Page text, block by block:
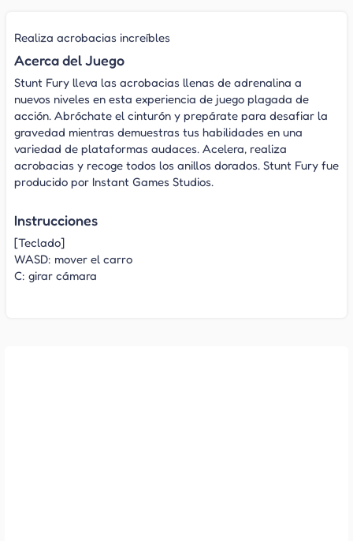
Realiza acrobacias increíbles
Acerca del Juego
Stunt Fury lleva las acrobacias llenas de adrenalina a
nuevos niveles en esta experiencia de juego plagada de
acción. Abróchate el cinturón y prepárate para desafiar la
gravedad mientras demuestras tus habilidades en una
variedad de plataformas audaces. Acelera, realiza
acrobacias y recoge todos los anillos dorados. Stunt Fury fue
producido por Instant Games Studios.
Instrucciones
[Teclado]
WASD: mover el carro
C: girar cámara